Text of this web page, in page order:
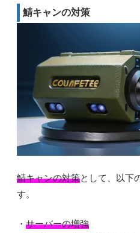
鯖キャンの対策
鯖キャンの対策として、以下
す。
・ サーバーの増強